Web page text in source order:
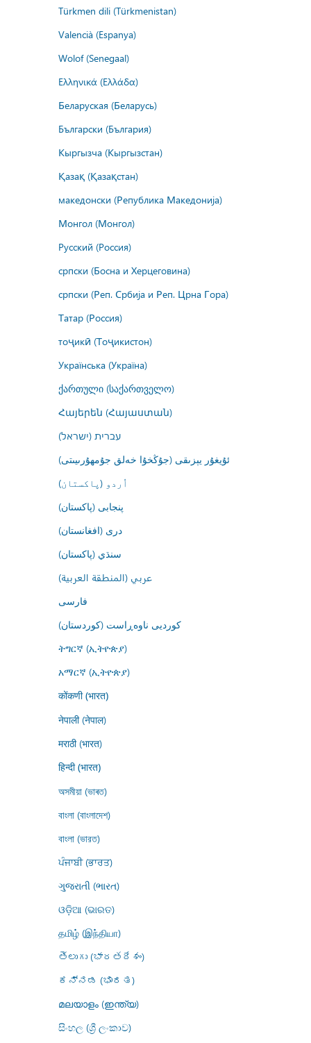
Türkmen dili (Türkmenistan)
Valencià (Espanya)
Wolof (Senegaal)
Ελληνικά (Ελλάδα)
Беларуская (Беларусь)
Български (България)
Кыргызча (Кыргызстан)
Қазақ (Қазақстан)
македонски (Република Македонија)
Монгол (Монгол)
Русский (Россия)
српски (Босна и Херцеговина)
српски (Реп. Србија и Реп. Црна Гора)
Татар (Россия)
тоҷикӣ (Тоҷикистон)
Українська (Україна)
ქართული (საქართველო)
Հայերեն (Հայաստան)
עברית (ישראל)
ئۇيغۇر يېزىقى (جۇڭخۇا خەلق جۇمھۇرىيىتى)
اُردو (پاکستان)
پنجابی (پاکستان)
درى (افغانستان)
سنڌي (پاکستان)
عربي (المنطقة العربية)
فارسى
کوردیی ناوەڕاست (کوردستان)
ትግርኛ (ኢትዮጵያ)
አማርኛ (ኢትዮጵያ)
कोंकणी (भारत)
नेपाली (नेपाल)
मराठी (भारत)
हिन्दी (भारत)
অসমীয়া (ভাৰত)
বাংলা (বাংলাদেশ)
বাংলা (ভারত)
ਪੰਜਾਬੀ (ਭਾਰਤ)
ગુજરાતી (ભારત)
ଓଡ଼ିଆ (ଭାରତ)
தமிழ் (இந்தியா)
తెలుగు (భారతదేశం)
ಕನ್ನಡ (ಭಾರತ)
മലയാളം (ഇന്ത്യ)
සිංහල (ශ්‍රී ලංකාව)